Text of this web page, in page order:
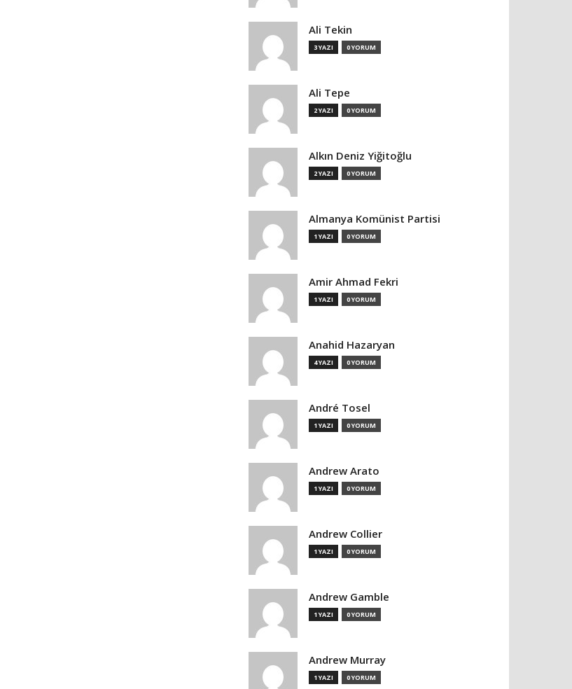
Ali Tekin
3 YAZI 0 YORUM
Ali Tepe
2 YAZI 0 YORUM
Alkın Deniz Yiğitoğlu
2 YAZI 0 YORUM
Almanya Komünist Partisi
1 YAZI 0 YORUM
Amir Ahmad Fekri
1 YAZI 0 YORUM
Anahid Hazaryan
4 YAZI 0 YORUM
André Tosel
1 YAZI 0 YORUM
Andrew Arato
1 YAZI 0 YORUM
Andrew Collier
1 YAZI 0 YORUM
Andrew Gamble
1 YAZI 0 YORUM
Andrew Murray
1 YAZI 0 YORUM